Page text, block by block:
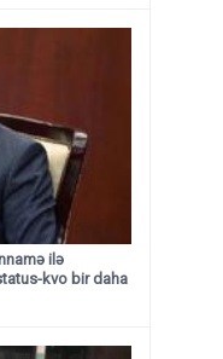
ilə
kvo bir daha